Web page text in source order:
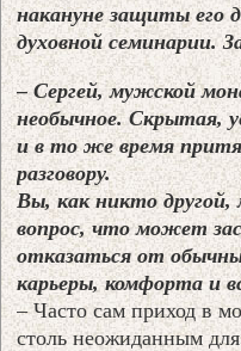
накануне защиты его
духовной семинарии.
– Сергей, мужской
необычное. Скрытая,
и в то же время
разговору.
Вы, как никто
вопрос, что может
отказаться от
карьеры, комфорта и
– Часто сам приход в
столь неожиданным